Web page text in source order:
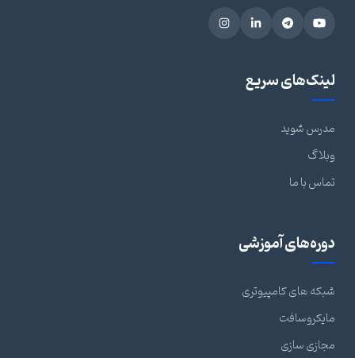
لینک‌های سریع
مدرس شوید
وبلاگ
تماس با ما
دوره‌های آموزشی
شبکه های کامپیوتری
مایکروسافت
مجازی سازی